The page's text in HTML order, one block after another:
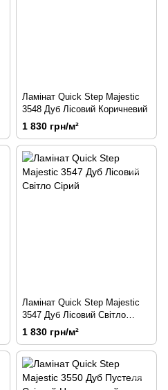
Ламінат Quick Step Majestic
3548 Дуб Лісовий Коричневий
1 830 грн/м²
Ламінат Quick Step Majestic
3547 Дуб Лісовий Світло
Сірий
1 830 грн/м²